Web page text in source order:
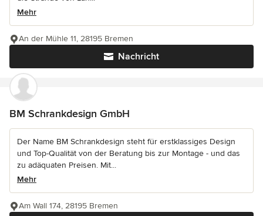
Mehr
Nachricht
An der Mühle 11, 28195 Bremen
BM Schrankdesign GmbH
Der Name BM Schrankdesign steht für erstklassiges Design
und Top-Qualität von der Beratung bis zur Montage - und das
zu adäquaten Preisen. Mit...
Mehr
Am Wall 174, 28195 Bremen